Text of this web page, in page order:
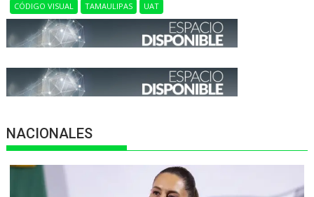
CÓDIGO VISUAL TAMAULIPAS UAT
NACIONALES